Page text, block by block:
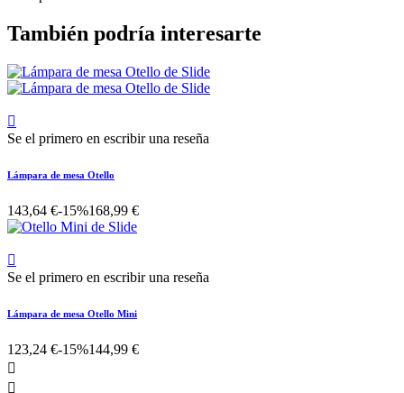
También podría interesarte

Se el primero en escribir una reseña
Lámpara de mesa Otello
143,64 €-15%168,99 €

Se el primero en escribir una reseña
Lámpara de mesa Otello Mini
123,24 €-15%144,99 €

